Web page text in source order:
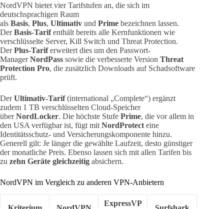
NordVPN bietet vier Tarifstufen an, die sich im
deutschsprachigen Raum
als Basis, Plus, Ultimativ und Prime bezeichnen lassen.
DerBasis-Tarifenthält bereits alle Kernfunktionen wie
verschlüsselte Server, Kill Switch und Threat Protection.
DerPlus-Tariferweitert dies um den Passwort-
ManagerNordPass sowie die verbesserte Version Threat
Protection Pro, die zusätzlich Downloads auf Schadsoftware
prüft.
DerUltimativ-Tarif(international „Complete“) ergänzt
zudem 1 TB verschlüsselten Cloud-Speicher
überNordLocker. Die höchste Stufe Prime, die vor allem in
den USA verfügbar ist, fügt mit NordProtect eine
Identitätsschutz- und Versicherungskomponente hinzu.
Generell gilt: Je länger die gewählte Laufzeit, desto günstiger
der monatliche Preis. Ebenso lassen sich mit allen Tarifen bis
zu zehn Geräte gleichzeitig absichern.
NordVPN im Vergleich zu anderen VPN-Anbietern
ExpressVP